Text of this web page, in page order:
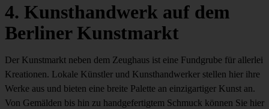
4. Kunsthandwerk auf dem
Berliner Kunstmarkt
Der Kunstmarkt neben dem Zeughaus ist eine Fundgrube für allerlei
Kreationen. Lokale Künstler und Kunsthandwerker stellen hier ihre
Werke aus und bieten eine breite Palette an einzigartiger Kunst an.
Von Gemälden bis hin zu handgefertigtem Schmuck können Sie hier